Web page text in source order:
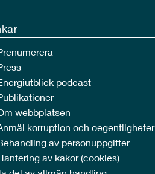
podcast
webbplatsen
korruption och oegentligheter
av personuppgifter
av kakor (cookies)